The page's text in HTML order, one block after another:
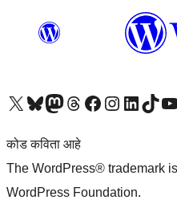
आमच्या X (एक्स) (पूर्वीचे ट्विटर) खात्याला भेट द्या आमच्या ब्लूस्की खात्याला भेट द्या.आमच्या Mastodon खात्याला भेट द्या.आमच्या थ्रेड्स खात्याला भेट द्या. आमच्या फेसबुक पेजला भेट द्या आमच्या इंस्टाग्राम खात्याला भेट द्या आमच्या लिंक्डइन खात्याला भेट द्या आमच्या टिकटॉक अकाउंटला भेट द्या.आमच्या यूट्यूब चॅनेलला भेट द्या
कोड कविता आहे
The WordPress® trademark
WordPress Foundation.